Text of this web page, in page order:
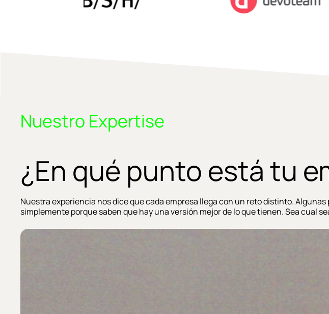
Nuestro Expertise
¿En qué punto está tu
Nuestra experiencia nos dice que cada empresa llega con un reto distinto.
simplemente porque saben que hay una versión mejor de lo que tienen. Sea cual